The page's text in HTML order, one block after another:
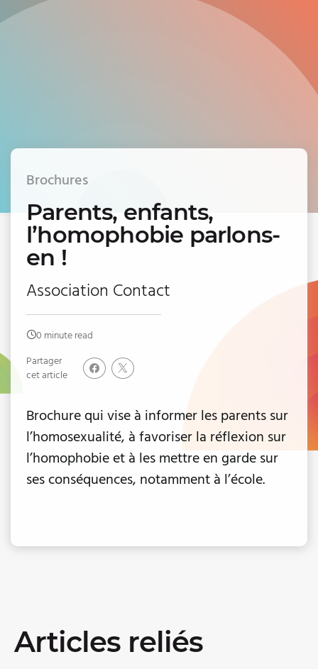
Brochures
Parents, enfants,
l’homophobie parlons-
en !
Association Contact
0 minute read
Partager
cet article
Brochure qui vise à informer les parents sur
l’homosexualité, à favoriser la réflexion sur
l’homophobie et à les mettre en garde sur
ses conséquences, notamment à l’école.
Articles reliés